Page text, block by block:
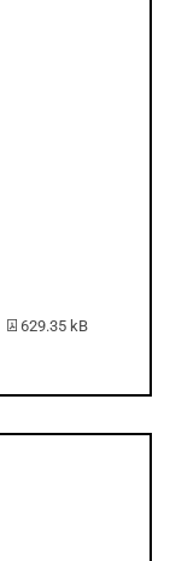
PDF-Datei:
629.35 kB